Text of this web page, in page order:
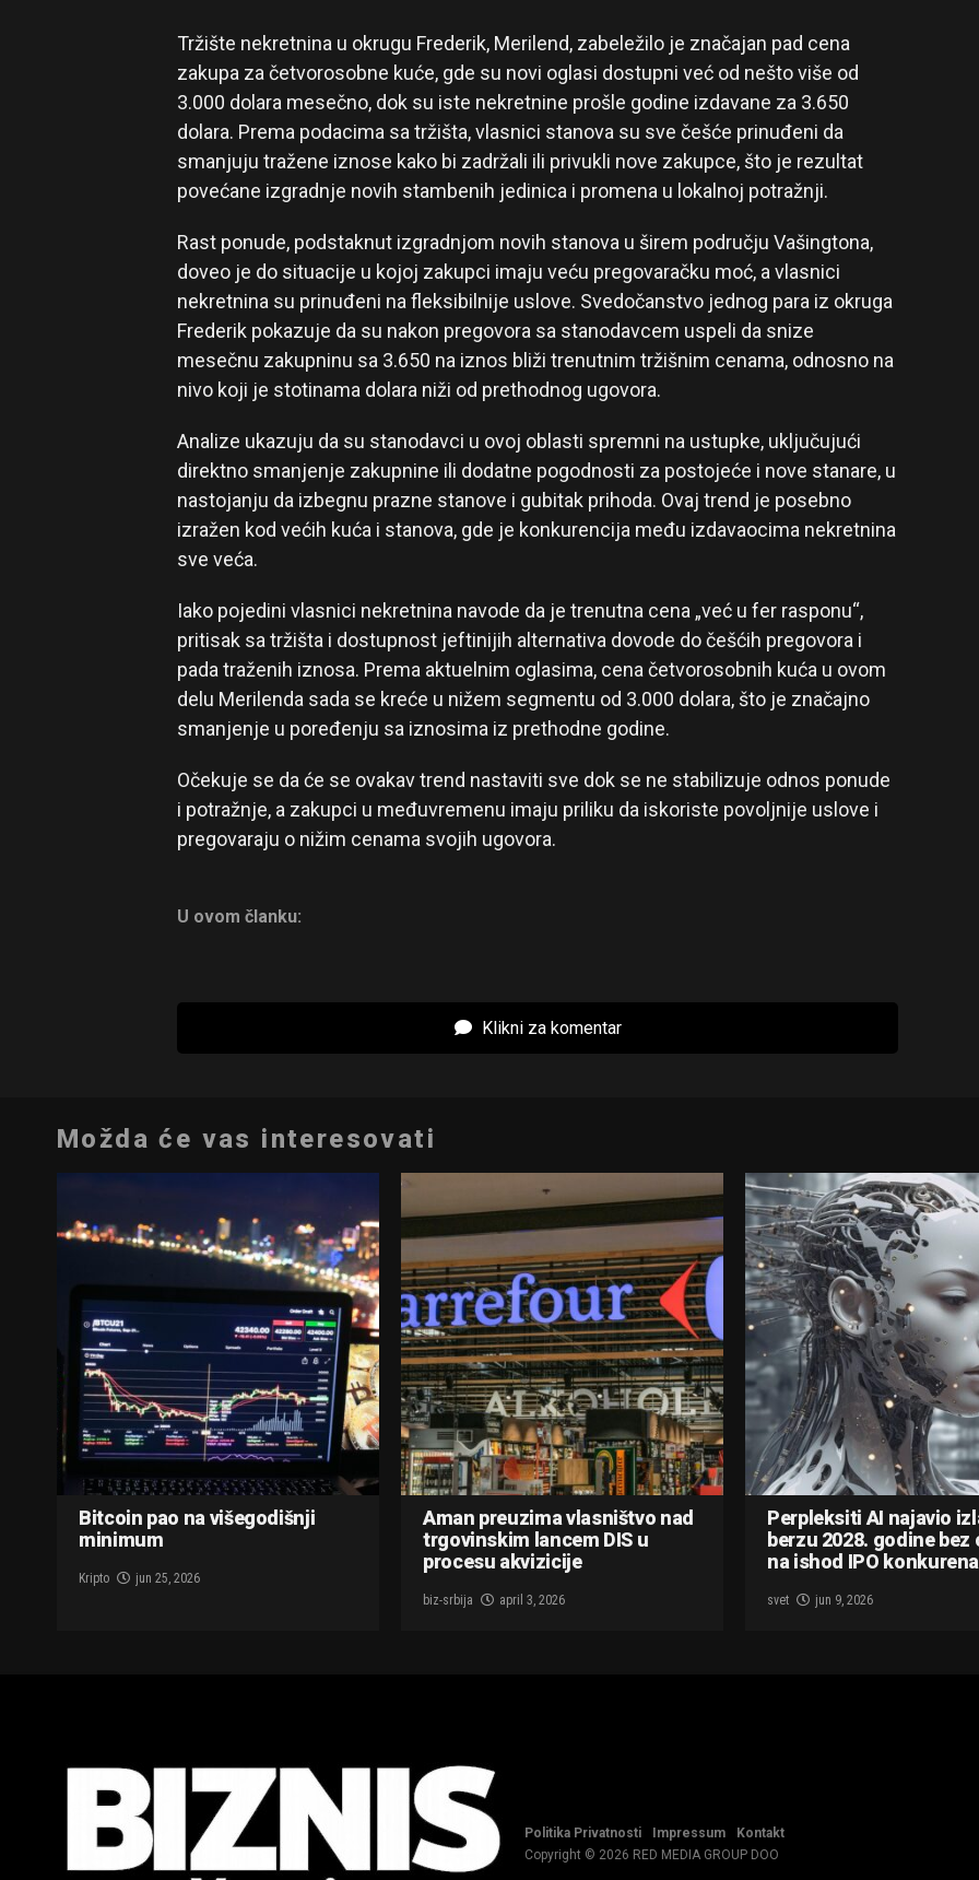
Tržište nekretnina u okrugu Frederik, Merilend, zabeležilo je značajan pad cena
zakupa za četvorosobne kuće, gde su novi oglasi dostupni već od nešto više od
3.000 dolara mesečno, dok su iste nekretnine prošle godine izdavane za 3.650
dolara. Prema podacima sa tržišta, vlasnici stanova su sve češće prinuđeni da
smanjuju tražene iznose kako bi zadržali ili privukli nove zakupce, što je rezultat
povećane izgradnje novih stambenih jedinica i promena u lokalnoj potražnji.
Rast ponude, podstaknut izgradnjom novih stanova u širem području Vašingtona,
doveo je do situacije u kojoj zakupci imaju veću pregovaračku moć, a vlasnici
nekretnina su prinuđeni na fleksibilnije uslove. Svedočanstvo jednog para iz okruga
Frederik pokazuje da su nakon pregovora sa stanodavcem uspeli da snize
mesečnu zakupninu sa 3.650 na iznos bliži trenutnim tržišnim cenama, odnosno na
nivo koji je stotinama dolara niži od prethodnog ugovora.
Analize ukazuju da su stanodavci u ovoj oblasti spremni na ustupke, uključujući
direktno smanjenje zakupnine ili dodatne pogodnosti za postojeće i nove stanare, u
nastojanju da izbegnu prazne stanove i gubitak prihoda. Ovaj trend je posebno
izražen kod većih kuća i stanova, gde je konkurencija među izdavaocima nekretnina
sve veća.
Iako pojedini vlasnici nekretnina navode da je trenutna cena „već u fer rasponu“,
pritisak sa tržišta i dostupnost jeftinijih alternativa dovode do češćih pregovora i
pada traženih iznosa. Prema aktuelnim oglasima, cena četvorosobnih kuća u ovom
delu Merilenda sada se kreće u nižem segmentu od 3.000 dolara, što je značajno
smanjenje u poređenju sa iznosima iz prethodne godine.
Očekuje se da će se ovakav trend nastaviti sve dok se ne stabilizuje odnos ponude
i potražnje, a zakupci u međuvremenu imaju priliku da iskoriste povoljnije uslove i
pregovaraju o nižim cenama svojih ugovora.
U ovom članku:
Klikni za komentar
Možda će vas interesovati
Bitcoin pao na višegodišnji
minimum
Kripto jun 25, 2026
Aman preuzima vlasništvo nad
trgovinskim lancem DIS u
procesu akvizicije
biz-srbija april 3, 2026
Perpleksiti AI najavio
berzu 2028. godine bez
na ishod IPO
svet jun 9, 2026
Politika Privatnosti Impressum
Kontakt
Copyright © 2026 RED MEDIA GROUP DOO